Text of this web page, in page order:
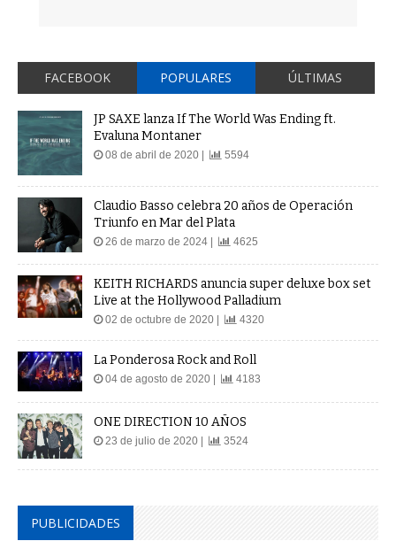
FACEBOOK POPULARES ÚLTIMAS
JP SAXE lanza If The World Was Ending ft.
Evaluna Montaner
08 de abril de 2020 | 5594
Claudio Basso celebra 20 años de Operación
Triunfo en Mar del Plata
26 de marzo de 2024 | 4625
KEITH RICHARDS anuncia super deluxe box set
Live at the Hollywood Palladium
02 de octubre de 2020 | 4320
La Ponderosa Rock and Roll
04 de agosto de 2020 | 4183
ONE DIRECTION 10 AÑOS
23 de julio de 2020 | 3524
PUBLICIDADES